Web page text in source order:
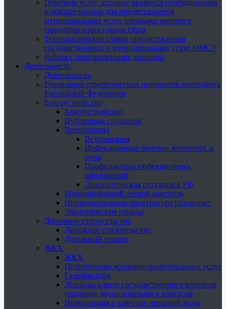
Перечень услуг, которые являются необходимыми
и обязательными для предоставления
муниципальных услуг органами местного
самоуправления города Орла
Технологические схемы предоставления
государственных и муниципальных услуг ОМСУ
Работа с персональными данными
Деятельность
Деятельность
Реализация стратегических инициатив президента
Российской Федерации
Благоустройство
Благоустройство
Публичные слушания
Ветеринария
Ветеринария
Инфекционные болезни животных и
птиц
Профилактика инфекционных
заболеваний
Эпизоотическая ситуация в РФ
Муниципальный лесной контроль
Природоохранная прокуратура разъясняет
Экологические отряды
Дорожное строительство
Дорожное строительство
Дорожный ремонт
ЖКХ
ЖКХ
Потребителю жилищно-коммунальных услуг
Газификация
Доклады о виде государственного контроля
(надзора), муниципального контроля
Информация о качестве питьевой воды